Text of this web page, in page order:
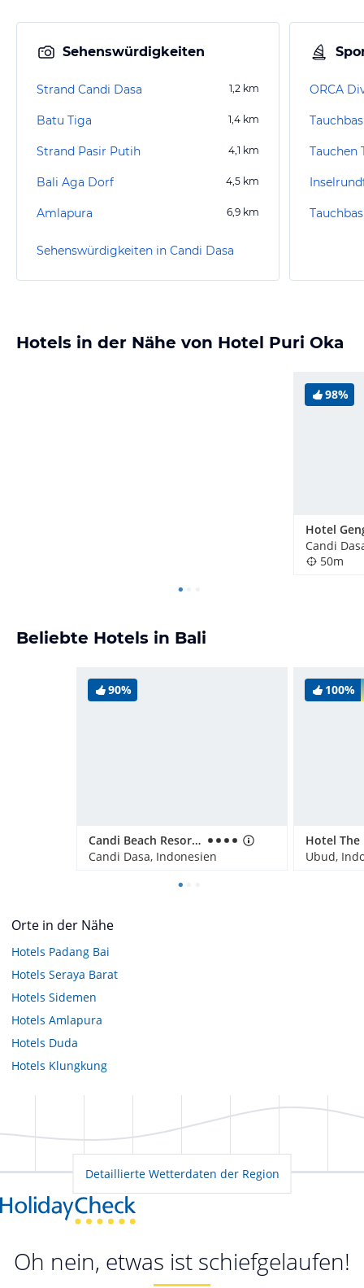
Sehenswürdigkeiten
Strand Candi Dasa 1,2 km
Batu Tiga 1,4 km
Strand Pasir Putih 4,1 km
Bali Aga Dorf 4,5 km
Amlapura 6,9 km
Sehenswürdigkeiten in Candi Dasa
ORCA
Tauchen
Hotels in der Nähe von Hotel Puri Oka
98%
Hotel
Candi
50m
Beliebte Hotels in Bali
90%
Candi Beach Resort and Spa
Candi Dasa, Indonesien
100%
Ubud,
Orte in der Nähe
Hotels Padang Bai
Hotels Seraya Barat
Hotels Sidemen
Hotels Amlapura
Hotels Duda
Hotels Klungkung
Detaillierte Wetterdaten der Region
Oh nein, etwas ist schiefgelaufen!